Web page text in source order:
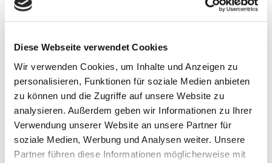
Diese Webseite verwendet Cookies
Wir verwenden Cookies, um Inhalte und Anzeigen zu
personalisieren, Funktionen für soziale Medien anbieten
zu können und die Zugriffe auf unsere Website zu
analysieren. Außerdem geben wir Informationen zu Ihrer
Verwendung unserer Website an unsere Partner für
soziale Medien, Werbung und Analysen weiter. Unsere
Partner führen diese Informationen möglicherweise mit
Möglichkeit, die Grundlagen des
Spielerisch und kindgerecht – vermittelt
durch einen qualifizierten und
erfahrenen Diplomsportlehrer.
Seit über 50 Jahren bietet die SG Ahe
in der Schwimmabteilung